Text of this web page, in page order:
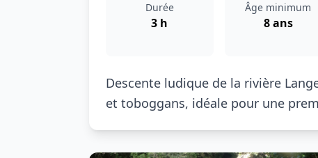
Durée
3 h
Âge minimum
8 ans
Descente ludique de la rivière
et toboggans, idéale pour une